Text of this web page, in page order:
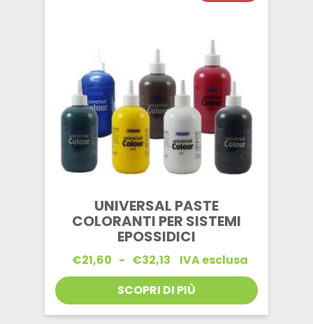
UNIVERSAL PASTE
COLORANTI PER SISTEMI
EPOSSIDICI
€21,60 - €32,13Fascia
di
prezzo:
da
€21,60
a
IVA esclusa
SCOPRI DI PIÙ